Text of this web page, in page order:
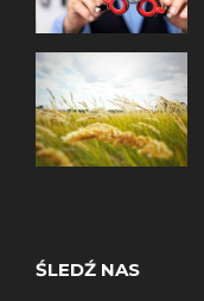
ŚLEDŹ NAS